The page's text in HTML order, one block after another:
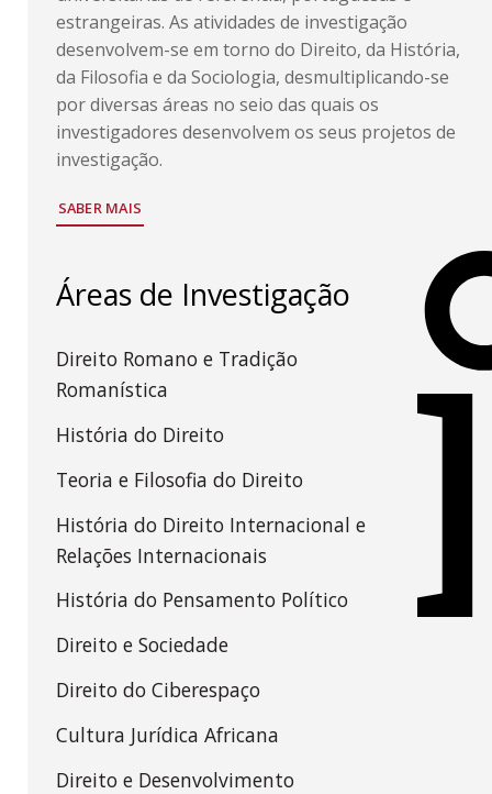
estrangeiras. As atividades de investigação
desenvolvem-se em torno do Direito, da História,
da Filosofia e da Sociologia, desmultiplicando-se
por diversas áreas no seio das quais os
investigadores desenvolvem os seus projetos de
investigação.
SABER MAIS
Áreas de Investigação
Direito Romano e Tradição
Romanística
História do Direito
Teoria e Filosofia do Direito
História do Direito Internacional e
Relações Internacionais
História do Pensamento Político
Direito e Sociedade
Direito do Ciberespaço
Cultura Jurídica Africana
Direito e Desenvolvimento